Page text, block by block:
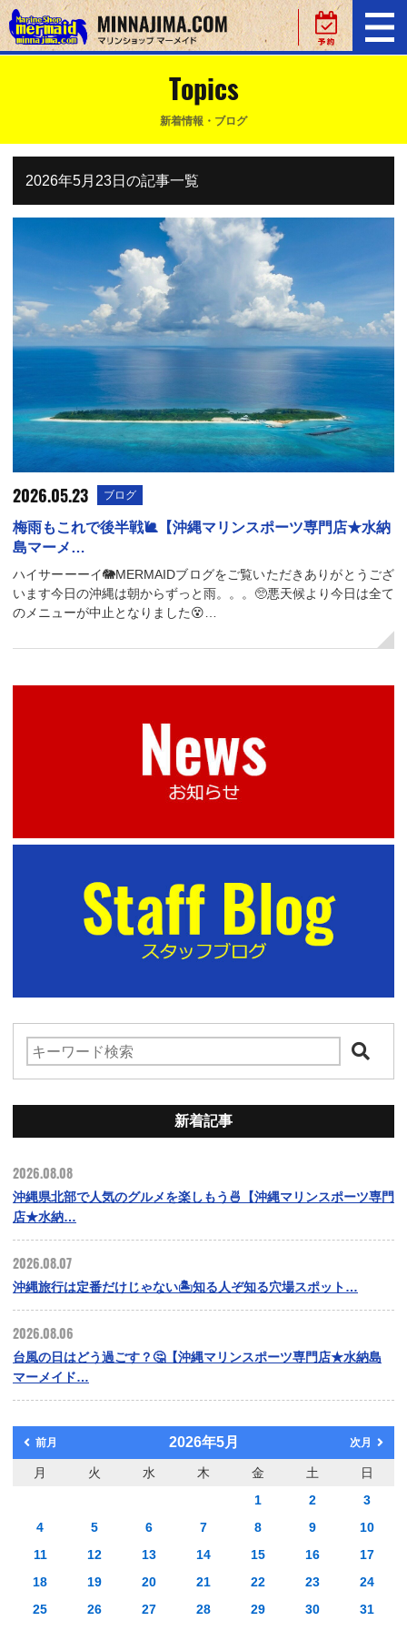
Topics
新着情報・ブログ
2026年5月23日の記事一覧
2026.05.23 ブログ
梅雨もこれで後半戦🐌【沖縄マリンスポーツ専門店★水納
島マーメ…
ハイサーーーイ🐘MERMAIDブログをご覧いただきありがとうござ
います今日の沖縄は朝からずっと雨。。。🥺悪天候より今日は全て
のメニューが中止となりました😵‍…
新着記事
2026.08.08
沖縄県北部で人気のグルメを楽しもう🍜【沖縄マリンスポーツ専門
店★水納…
2026.08.07
沖縄旅行は定番だけじゃない🏝️知る人ぞ知る穴場スポット…
2026.08.06
台風の日はどう過ごす？🤔【沖縄マリンスポーツ専門店★水納島
マーメイド…
前月 2026年5月 次月
月 火 水 木 金 土
日
1
2
3
4
5 6 7 8 9
10
11
12 13 14 15 16
17
18
19 20 21 22 23
24
25
26 27 28 29 30 31